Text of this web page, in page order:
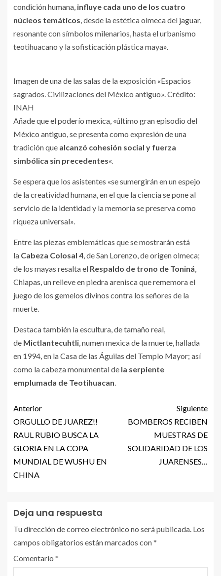
condición humana, influye cada uno de los cuatro
núcleos temáticos, desde la estética olmeca del jaguar,
resonante con símbolos milenarios, hasta el urbanismo
teotihuacano y la sofisticación plástica maya».
Imagen de una de las salas de la exposición «Espacios
sagrados. Civilizaciones del México antiguo». Crédito:
INAH
Añade que el poderío mexica, «último gran episodio del
México antiguo, se presenta como expresión de una
tradición que alcanzó cohesión social y fuerza
simbólica sin precedentes«.
Se espera que los asistentes «se sumergirán en un espejo
de la creatividad humana, en el que la ciencia se pone al
servicio de la identidad y la memoria se preserva como
riqueza universal».
Entre las piezas emblemáticas que se mostrarán está
la Cabeza Colosal 4, de San Lorenzo, de origen olmeca;
de los mayas resalta el Respaldo de trono de Toniná,
Chiapas, un relieve en piedra arenisca que rememora el
juego de los gemelos divinos contra los señores de la
muerte.
Destaca también la escultura, de tamaño real,
de Mictlantecuhtli, numen mexica de la muerte, hallada
en 1994, en la Casa de las Águilas del Templo Mayor; así
como la cabeza monumental de la serpiente
emplumada de Teotihuacan.
Anterior
ORGULLO DE JUAREZ!!
RAUL RUBIO BUSCA LA
GLORIA EN LA COPA
MUNDIAL DE WUSHU EN
CHINA
Siguiente
BOMBEROS RECIBEN
MUESTRAS DE
SOLIDARIDAD DE LOS
JUARENSES…
Deja una respuesta
Tu dirección de correo electrónico no será publicada. Los
campos obligatorios están marcados con*
Comentario *